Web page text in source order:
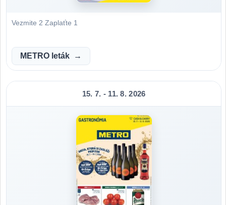
Vezmite 2 Zaplaťte 1
METRO leták
15. 7. - 11. 8. 2026